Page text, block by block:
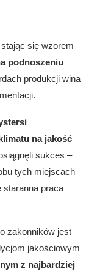
się wzorem
podnoszeniu
produkcji wina
na jakość
sukces –
tych miejscach
staranna praca
zakonników jest
jakościowym
z najbardziej